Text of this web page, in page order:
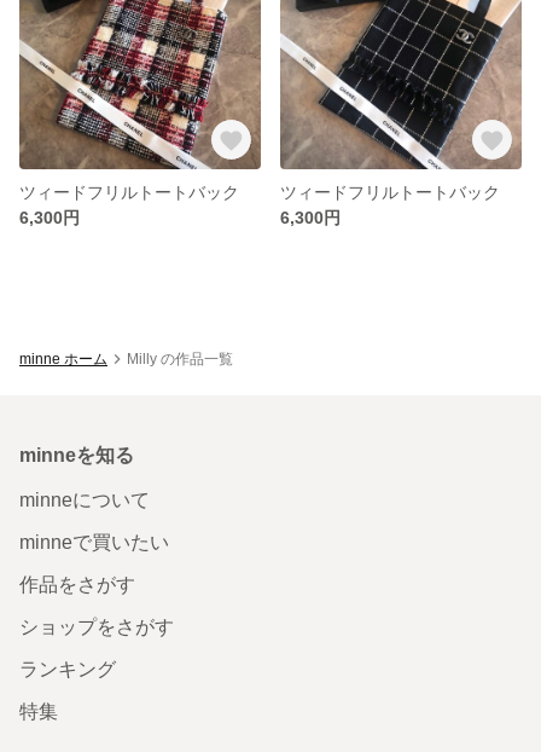
ツィードフリルトートバック
6,300円
ツィードフリルトートバック
6,300円
minne ホーム Milly の作品一覧
minneを知る
minneについて
minneで買いたい
作品をさがす
ショップをさがす
ランキング
特集